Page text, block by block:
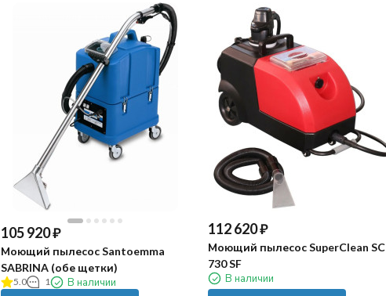
105 920₽
Моющий пылесос Santoemma
SABRINA (обе щетки)
5.0 1 В наличии
112 620₽
Моющий пылесос SuperClean SC
730 SF
В наличии